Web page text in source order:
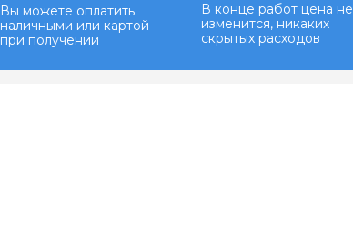
Вы можете оплатить
наличными или картой
при получении
В конце работ цена не
изменится, никаких
скрытых расходов